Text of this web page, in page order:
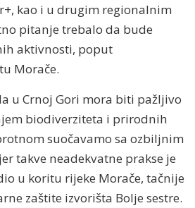
kao i u drugim regionalnim
pitanje trebalo da bude
aktivnosti, poput
Morače.
u Crnoj Gori mora biti pažljivo
biodiverziteta i prirodnih
suočavamo sa ozbiljnim
takve neadekvatne prakse je
u koritu rijeke Morače, tačnije
zaštite izvorišta Bolje sestre.